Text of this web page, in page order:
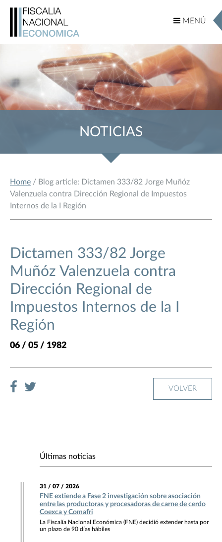
MENÚ
MENÚ
NOTICIAS
Home / Blog article: Dictamen 333/82 Jorge Muñóz
Valenzuela contra Dirección Regional de Impuestos
Internos de la I Región
Dictamen 333/82 Jorge
Muñóz Valenzuela contra
Dirección Regional de
Impuestos Internos de la I
Región
06 / 05 / 1982
VOLVER
Últimas noticias
31 / 07 / 2026
FNE extiende a Fase 2 investigación sobre asociación
entre las productoras y procesadoras de carne de cerdo
Coexca y Comafri
La Fiscalía Nacional Económica (FNE) decidió extender hasta por
un plazo de 90 días hábiles